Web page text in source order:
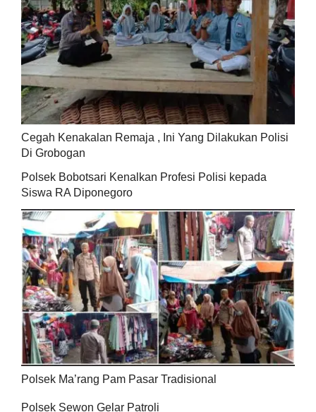
Cegah Kenakalan Remaja , Ini Yang Dilakukan Polisi
Di Grobogan
Polsek Bobotsari Kenalkan Profesi Polisi kepada
Siswa RA Diponegoro
Polsek Ma’rang Pam Pasar Tradisional
Polsek Sewon Gelar Patroli